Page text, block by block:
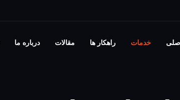
خدمات راهکار ها مقالات درباره ما